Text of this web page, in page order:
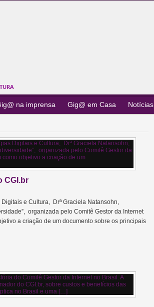
na imprensa Gig@ em Casa Notícias
CGI.br
e Cultura, Drª Graciela Natansohn,
organizada pelo Comitê Gestor da Internet
a criação de um documento sobre os principais